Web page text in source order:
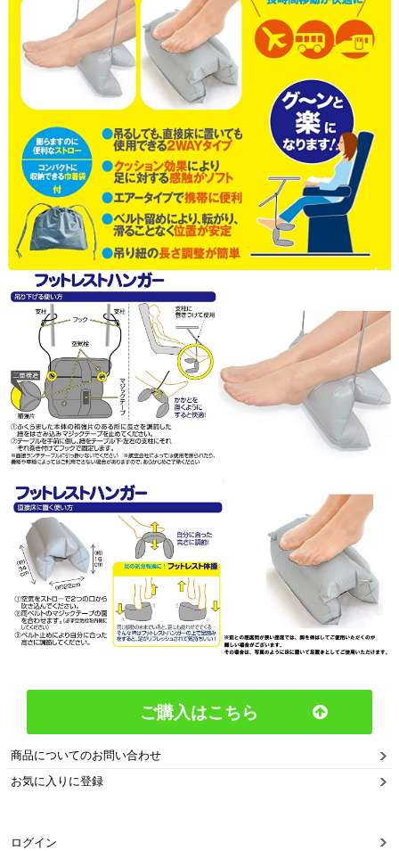
ご購入はこちら
商品についてのお問い合わせ
お気に入りに登録
ログイン